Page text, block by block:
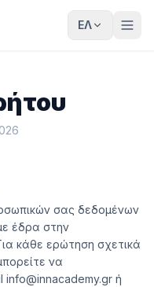
ΕΛ
σας δεδομένων
έδρα στην
κάθε ερώτηση σχετικά
να
info@innacademy.gr ή